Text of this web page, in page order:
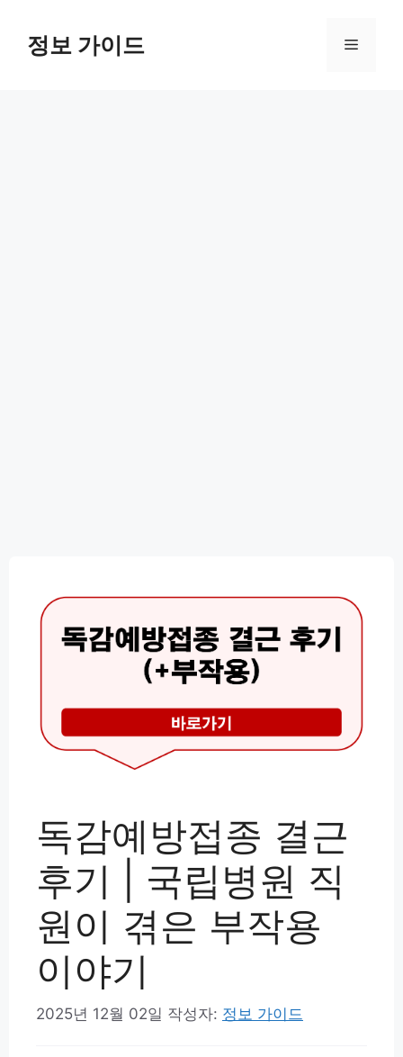
정보 가이드 메
독감예방접종 결근
후기 | 국립병원 직
원이 겪은 부작용
이야기
2025년 12월 02일 작성자: 정보 가이드